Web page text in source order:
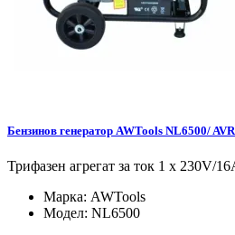
Бензинов генератор AWTools NL6500/
Трифазен агрегат за ток 1 x 230V/
Марка: AWTools
Модел: NL6500